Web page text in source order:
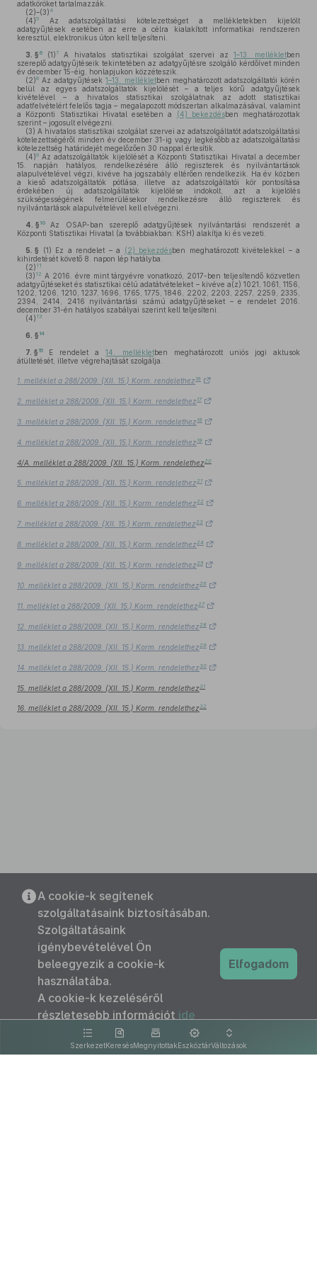
adatköröket tartalmazzák.
(2)–(3)4
(4)5
Az adatszolgáltatási kötelezettséget a mellékletekben kijelölt
adatgyűjtések esetében az erre a célra kialakított informatikai rendszeren
keresztül, elektronikus úton kell teljesíteni.
3. § 6 (1)7A hivatalos statisztikai szolgálat szervei az1–13. mellékletben
szereplő adatgyűjtéseik tekintetében az adatgyűjtésre szolgáló kérdőívet minden
év december 15-éig, honlapjukon közzéteszik.
(2)8 Az adatgyűjtések1–13. mellékletben meghatározott adatszolgáltatói körén
belül az egyes adatszolgáltatók kijelölését – a teljes körű adatgyűjtések
kivételével – a hivatalos statisztikai szolgálatnak az adott statisztikai
adatfelvételért felelős tagja – megalapozott módszertan alkalmazásával, valamint
a Központi Statisztikai Hivatal esetében a
(4) bekezdésben meghatározottak
szerint – jogosult elvégezni.
(3) A hivatalos statisztikai szolgálat szervei az adatszolgáltatót adatszolgáltatási
kötelezettségéről minden év december 31-ig vagy legkésőbb az adatszolgáltatási
kötelezettség határidejét megelőzően 30 nappal értesítik.
(4)9 Az adatszolgáltatók kijelölését a Központi Statisztikai Hivatal a december
15. napján hatályos, rendelkezésére álló regiszterek és nyilvántartások
alapulvételével végzi, kivéve ha jogszabály eltérően rendelkezik. Ha év közben
a kieső adatszolgáltatók pótlása, illetve az adatszolgáltatói kör pontosítása
érdekében új adatszolgáltatók kijelölése indokolt, azt a kijelölés
szükségességének felmerülésekor rendelkezésre álló regiszterek és
nyilvántartások alapulvételével kell elvégezni.
4. § 10
Az OSAP-ban szereplő adatgyűjtések nyilvántartási rendszerét a
Központi Statisztikai Hivatal (a továbbiakban: KSH) alakítja ki és vezeti.
5. § (1) Ez a rendelet – a (2) bekezdésben meghatározott kivételekkel – a
kihirdetését követő 8. napon lép hatályba.
(2) 11
(3) 12 A 2016. évre mint tárgyévre vonatkozó, 2017-ben teljesítendő közvetlen
adatgyűjtéseket és statisztikai célú adatátvételeket – kivéve a(z) 1021, 1061, 1156,
1202, 1206, 1210, 1237, 1696, 1765, 1775, 1846, 2202, 2203, 2257, 2259, 2335,
2394, 2414, 2416 nyilvántartási számú adatgyűjtéseket – e rendelet 2016.
december 31-én hatályos szabályai szerint kell teljesíteni.
(4) 13
6. § 14
7. § 15 E rendelet a14. mellékletben meghatározott uniós jogi aktusok
átültetését, illetve végrehajtását szolgálja.
1. melléklet a 288/2009. (XII. 15.) Korm. rendelethez 16
2. melléklet a 288/2009. (XII. 15.) Korm. rendelethez 17
3. melléklet a 288/2009. (XII. 15.) Korm. rendelethez 18
4. melléklet a 288/2009. (XII. 15.) Korm. rendelethez 19
4/A. melléklet a 288/2009. (XII. 15.) Korm. rendelethez 20
5. melléklet a 288/2009. (XII. 15.) Korm. rendelethez 21
6. melléklet a 288/2009. (XII. 15.) Korm. rendelethez 22
7. melléklet a 288/2009. (XII. 15.) Korm. rendelethez 23
8. melléklet a 288/2009. (XII. 15.) Korm. rendelethez 24
9. melléklet a 288/2009. (XII. 15.) Korm. rendelethez 25
10. melléklet a 288/2009. (XII. 15.) Korm. rendelethez 26
11. melléklet a 288/2009. (XII. 15.) Korm. rendelethez 27
12. melléklet a 288/2009. (XII. 15.) Korm. rendelethez 28
13. melléklet a 288/2009. (XII. 15.) Korm. rendelethez 29
14. melléklet a 288/2009. (XII. 15.) Korm. rendelethez 30
15. melléklet a 288/2009. (XII. 15.) Korm. rendelethez 31
16. melléklet a 288/2009. (XII. 15.) Korm. rendelethez 32
SzerkezetKeresésMegnyitottakEszköztárVáltozások
A cookie-k segítenek
szolgáltatásaink biztosításában.
Szolgáltatásaink
igénybevételével Ön
beleegyezik a cookie-k
használatába.
A cookie-k kezeléséről
részletesebb információt ide
kattintva olvashat.
Elfogadom